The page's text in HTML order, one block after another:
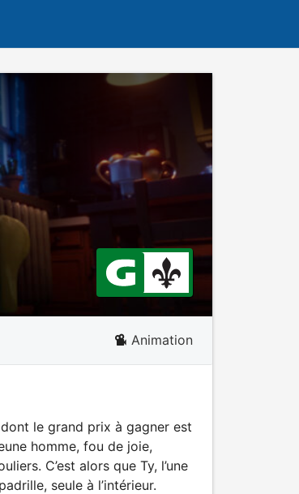
Animation
le grand prix à gagner est
homme, fou de joie,
C’est alors que Ty, l’une
seule à l’intérieur.